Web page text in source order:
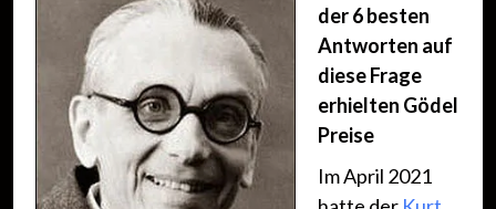
der 6 besten
Antworten auf
diese Frage
erhielten Gödel
Preise
Im April 2021